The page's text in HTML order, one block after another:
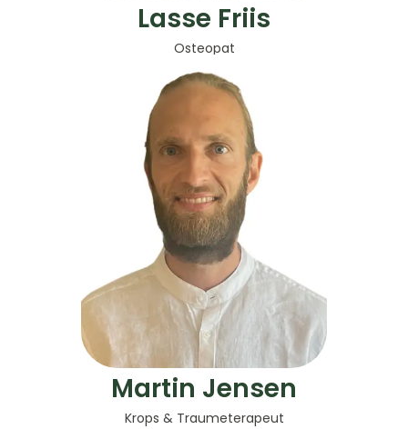
Lasse Friis
Osteopat
Martin Jensen
Krops & Traumeterapeut